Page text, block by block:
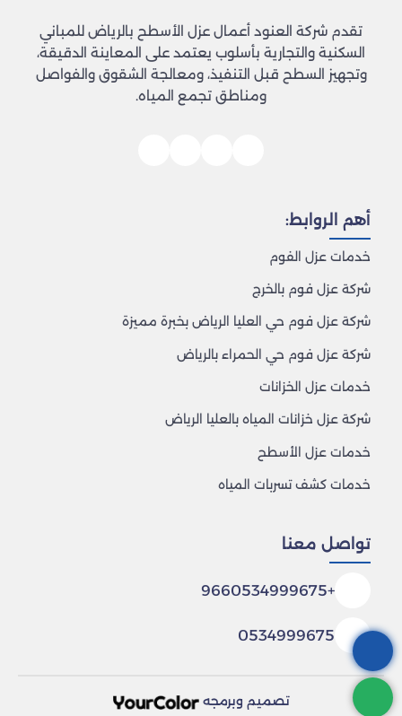
تقدم شركة العنود أعمال عزل الأسطح بالرياض للمباني
السكنية والتجارية بأسلوب يعتمد على المعاينة الدقيقة،
وتجهيز السطح قبل التنفيذ، ومعالجة الشقوق والفواصل
ومناطق تجمع المياه.
أهم الروابط:
خدمات عزل الفوم
شركة عزل فوم بالخرج
شركة عزل فوم حي العليا الرياض بخبرة مميزة
شركة عزل فوم حي الحمراء بالرياض
خدمات عزل الخزانات
شركة عزل خزانات المياه بالعليا الرياض
خدمات عزل الأسطح
خدمات كشف تسربات المياه
تواصل معنا
+9660534999675
0534999675
تصميم وبرمجه